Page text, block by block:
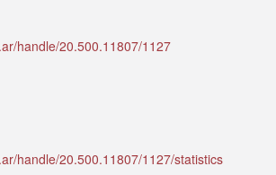
handle/20.500.11807/1127
handle/20.500.11807/1127/statistics